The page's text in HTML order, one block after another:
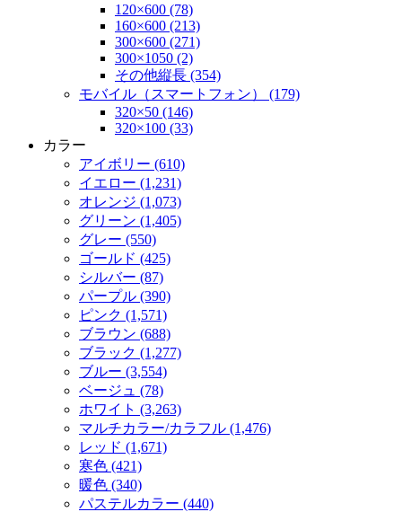
120×600 (78)
160×600 (213)
300×600 (271)
300×1050 (2)
その他縦長 (354)
モバイル（スマートフォン） (179)
320×50 (146)
320×100 (33)
カラー
アイボリー (610)
イエロー (1,231)
オレンジ (1,073)
グリーン (1,405)
グレー (550)
ゴールド (425)
シルバー (87)
パープル (390)
ピンク (1,571)
ブラウン (688)
ブラック (1,277)
ブルー (3,554)
ベージュ (78)
ホワイト (3,263)
マルチカラー/カラフル (1,476)
レッド (1,671)
寒色 (421)
暖色 (340)
パステルカラー (440)